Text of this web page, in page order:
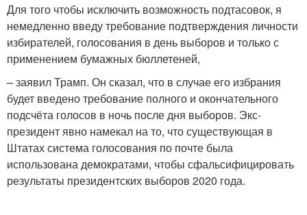
Для того чтобы исключить возможность подтасовок, я
немедленно введу требование подтверждения личности
избирателей, голосования в день выборов и только с
применением бумажных бюллетеней,
– заявил Трамп. Он сказал, что в случае его избрания
будет введено требование полного и окончательного
подсчёта голосов в ночь после дня выборов. Экс-
президент явно намекал на то, что существующая в
Штатах система голосования по почте была
использована демократами, чтобы сфальсифицировать
результаты президентских выборов 2020 года.